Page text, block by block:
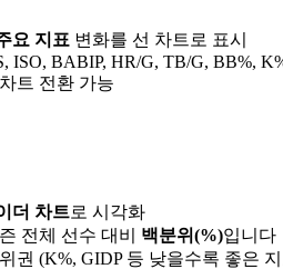
요 지표 변화를 선 차트로 표시
ISO, BABIP, HR/G, TB/G, BB%,
트 전환 가능
더 차트로 시각화
전체 선수 대비 백분위(%)입니다
권 (K%, GIDP 등 낮을수록 좋은